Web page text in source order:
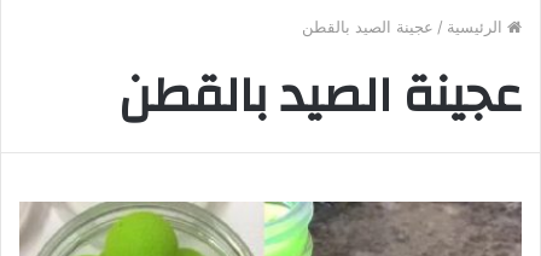
الرئيسية / عجينة الصيد بالقطن
عجينة الصيد بالقطن